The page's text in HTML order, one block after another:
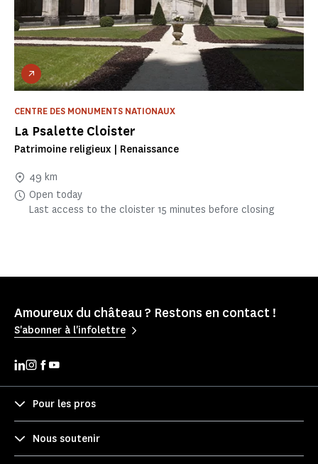
La Psalette Cloister
CENTRE DES MONUMENTS NATIONAUX
Patrimoine religieux | Renaissance
49 km
Open today
Last access to the cloister 15 minutes before closing
Amoureux du château ? Restons en contact !
S'abonner à l'infolettre
Pour les pros
Nous soutenir